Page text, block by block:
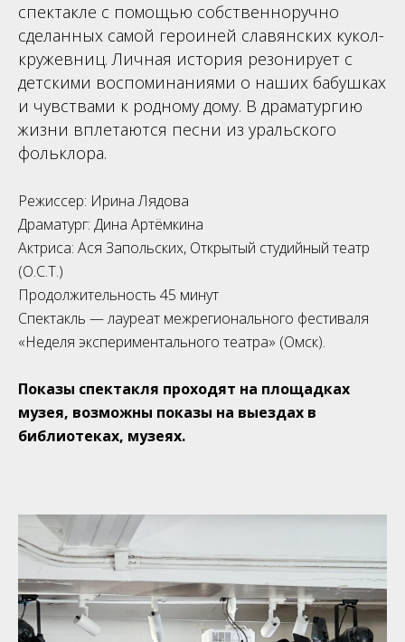
спектакле с помощью собственноручно
сделанных самой героиней славянских кукол-
кружевниц. Личная история резонирует с
детскими воспоминаниями о наших бабушках
и чувствами к родному дому. В драматургию
жизни вплетаются песни из уральского
фольклора.
Режиссер: Ирина Лядова
Драматург: Дина Артёмкина
Актриса: Ася Запольских, Открытый студийный театр
(О.С.Т.)
Продолжительность 45 минут
Спектакль — лауреат межрегионального фестиваля
«Неделя экспериментального театра» (Омск).
Показы спектакля проходят на площадках
музея, возможны показы на выездах в
библиотеках, музеях.